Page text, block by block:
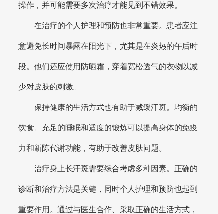
操作，并可能需要多次治疗才能见到不错效果。
在治疗的个人护理和预防也非常重要。患者应注
意避免长时间暴露在阳光下，尤其是在炎热的午后时
段。他们还应使用防晒霜，穿着宽松透气的衣物以减
少对皮肤的刺激。
保持健康的生活方式也有助于减缓汗斑。均衡的
饮食、充足的睡眠和适度的锻炼可以提高身体的免疫
力和新陈代谢功能，有助于改善皮肤问题。
治疗身上长汗斑需要综合考虑多种因素。正确的
诊断和治疗方法是关键，同时个人护理和预防也起到
重要作用。通过与医生合作、采取正确的生活方式，